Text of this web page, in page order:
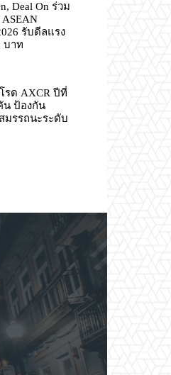
Deal On ร่วม
รับดีลแรง
บาท
ด AXCR ปีที่
น ป้องกัน
มรรถนะระดับ